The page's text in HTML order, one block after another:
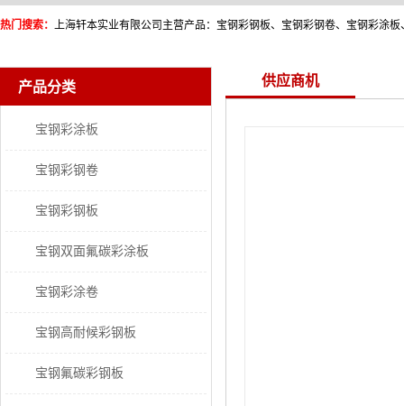
热门搜索：
产品分类
宝钢彩涂板
宝钢彩钢卷
宝钢彩钢板
宝钢双面氟碳彩涂板
宝钢彩涂卷
宝钢高耐候彩钢板
宝钢氟碳彩钢板
供应商机